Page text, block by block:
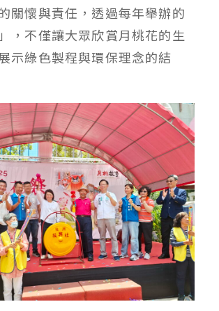
關懷與責任，透過每年舉辦的
，不僅讓大眾欣賞月桃花的生
示綠色製程與環保理念的結